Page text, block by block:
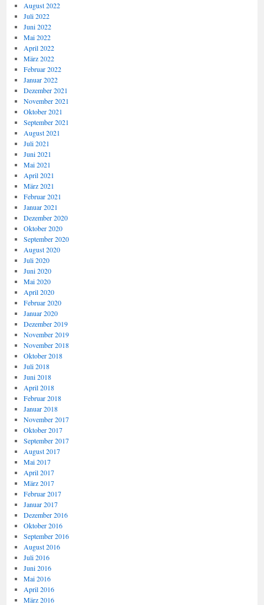
August 2022
Juli 2022
Juni 2022
Mai 2022
April 2022
März 2022
Februar 2022
Januar 2022
Dezember 2021
November 2021
Oktober 2021
September 2021
August 2021
Juli 2021
Juni 2021
Mai 2021
April 2021
März 2021
Februar 2021
Januar 2021
Dezember 2020
Oktober 2020
September 2020
August 2020
Juli 2020
Juni 2020
Mai 2020
April 2020
Februar 2020
Januar 2020
Dezember 2019
November 2019
November 2018
Oktober 2018
Juli 2018
Juni 2018
April 2018
Februar 2018
Januar 2018
November 2017
Oktober 2017
September 2017
August 2017
Mai 2017
April 2017
März 2017
Februar 2017
Januar 2017
Dezember 2016
Oktober 2016
September 2016
August 2016
Juli 2016
Juni 2016
Mai 2016
April 2016
März 2016